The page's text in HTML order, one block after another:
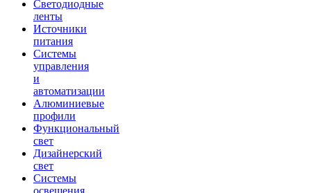
Светодиодные
ленты
Источники
питания
Системы
управления
и
автоматизации
Алюминиевые
профили
Функциональный
свет
Дизайнерский
свет
Системы
освещения